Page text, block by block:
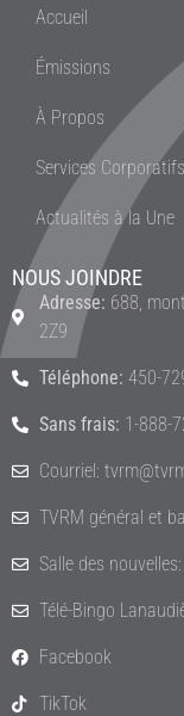
Accueil
Émissions
À Propos
Services Corporatifs
Actualités à la Une
NOUS JOINDRE
Adresse: 688,
2Z9
Téléphone: 450-
Sans frais: 1-888-
Courriel:
TVRM général et
Salle des
Télé-Bingo
Facebook
TikTok